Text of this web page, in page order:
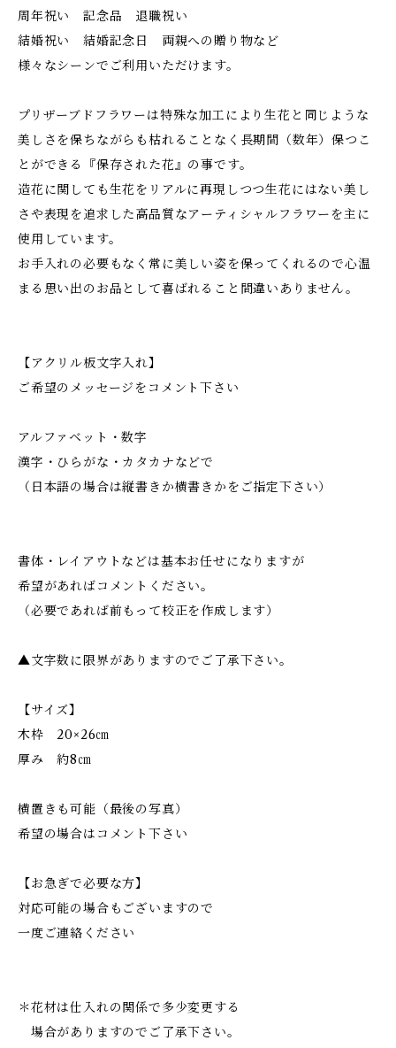
周年祝い 記念品 退職祝い
結婚祝い 結婚記念日 両親への贈り物など
様々なシーンでご利用いただけます。
プリザーブドフラワーは特殊な加工により生花と同じような
美しさを保ちながらも枯れることなく長期間（数年）保つこ
とができる『保存された花』の事です。
造花に関しても生花をリアルに再現しつつ生花にはない美し
さや表現を追求した高品質なアーティシャルフラワーを主に
使用しています。
お手入れの必要もなく常に美しい姿を保ってくれるので心温
まる思い出のお品として喜ばれること間違いありません。
【アクリル板文字入れ】
ご希望のメッセージをコメント下さい
アルファベット・数字
漢字・ひらがな・カタカナなどで
（日本語の場合は縦書きか横書きかをご指定下さい）
書体・レイアウトなどは基本お任せになりますが
希望があればコメントください。
（必要であれば前もって校正を作成します）
▲文字数に限界がありますのでご了承下さい。
【サイズ】
木枠 20×26㎝
厚み 約8㎝
横置きも可能（最後の写真）
希望の場合はコメント下さい
【お急ぎで必要な方】
対応可能の場合もございますので
一度ご連絡ください
＊花材は仕入れの関係で多少変更する
場合がありますのでご了承下さい。